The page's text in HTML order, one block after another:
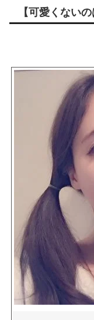
【可愛くない